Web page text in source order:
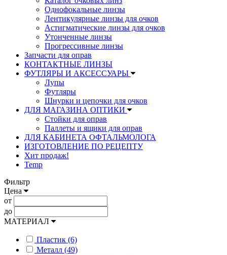
Однофокальные линзы
Лентикулярные линзы для очков
Астигматические линзы для очков
Утонченные линзы
Прогрессивные линзы
Запчасти для оправ
КОНТАКТНЫЕ ЛИНЗЫ
ФУТЛЯРЫ И АКСЕССУАРЫ
Лупы
Футляры
Шнурки и цепочки для очков
ДЛЯ МАГАЗИНА ОПТИКИ
Стойки для оправ
Паллеты и ящики для оправ
ДЛЯ КАБИНЕТА ОФТАЛЬМОЛОГА
ИЗГОТОВЛЕНИЕ ПО РЕЦЕПТУ
Хит продаж!
Temp
Фильтр
Цена
от
до
МАТЕРИАЛ
Пластик (6)
Металл (49)